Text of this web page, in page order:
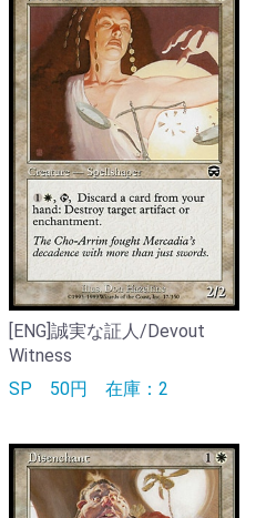
[ENG]誠実な証人/Devout
Witness
SP 50円 在庫：2